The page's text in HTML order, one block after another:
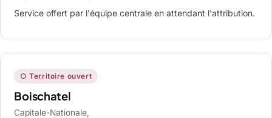
Service offert par l'équipe centrale en attendant l'attribution.
○ Territoire ouvert
Boischatel
Capitale-Nationale,